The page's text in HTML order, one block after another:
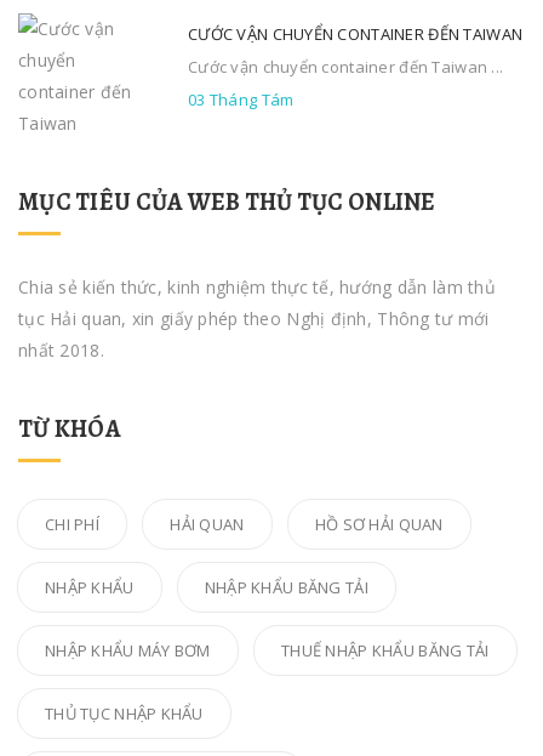
CƯỚC VẬN CHUYỂN CONTAINER ĐẾN TAIWAN
Cước vận chuyển container đến Taiwan ...
03 Tháng Tám
MỤC TIÊU CỦA WEB THỦ TỤC ONLINE
Chia sẻ kiến thức, kinh nghiệm thực tế, hướng dẫn làm thủ
tục Hải quan, xin giấy phép theo Nghị định, Thông tư mới
nhất 2018.
TỪ KHÓA
CHI PHÍ HẢI QUAN HỒ SƠ HẢI QUAN
NHẬP KHẨU NHẬP KHẨU BĂNG TẢI
NHẬP KHẨU MÁY BƠM THUẾ NHẬP KHẨU BĂNG TẢI
THỦ TỤC NHẬP KHẨU